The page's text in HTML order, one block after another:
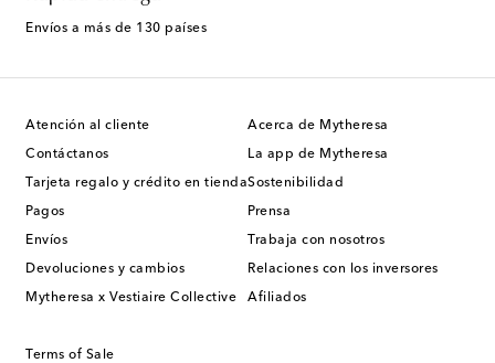
Envíos a más de 130 países
Atención al cliente
Contáctanos
Tarjeta regalo y crédito en tienda
Pagos
Envíos
Devoluciones y cambios
Mytheresa x Vestiaire Collective
Acerca de Mytheresa
La app de Mytheresa
Sostenibilidad
Prensa
Trabaja con nosotros
Relaciones con los inversores
Afiliados
Terms of Sale